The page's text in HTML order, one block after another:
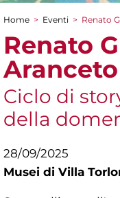
Tu sei qui
Home > Eventi > Renato
Renato
Aranceto
Ciclo di
della
28/09/2025
Musei di Villa